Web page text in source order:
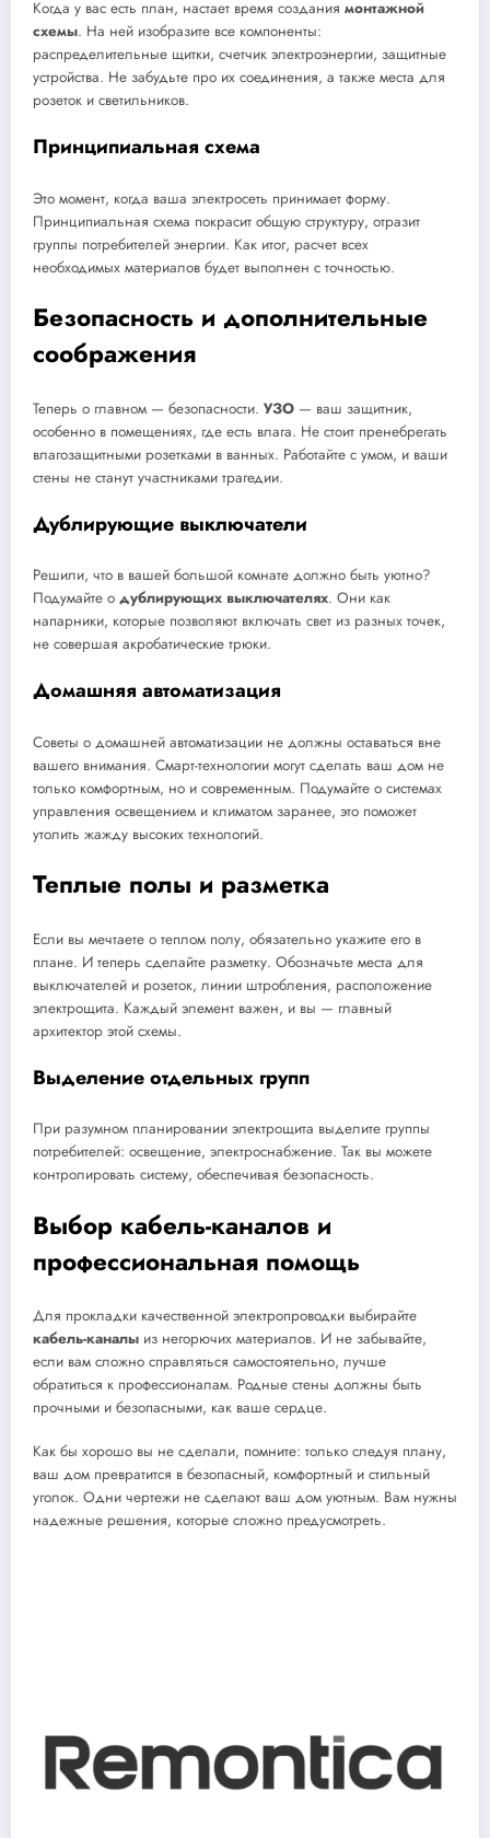
Когда у вас есть план, настает время создания монтажной
схемы. На ней изобразите все компоненты:
распределительные щитки, счетчик электроэнергии, защитные
устройства. Не забудьте про их соединения, а также места для
розеток и светильников.
Принципиальная схема
Это момент, когда ваша электросеть принимает форму.
Принципиальная схема покрасит общую структуру, отразит
группы потребителей энергии. Как итог, расчет всех
необходимых материалов будет выполнен с точностью.
Безопасность и дополнительные
соображения
Теперь о главном — безопасности. УЗО — ваш защитник,
особенно в помещениях, где есть влага. Не стоит пренебрегать
влагозащитными розетками в ванных. Работайте с умом, и ваши
стены не станут участниками трагедии.
Дублирующие выключатели
Решили, что в вашей большой комнате должно быть уютно?
Подумайте о дублирующих выключателях. Они как
напарники, которые позволяют включать свет из разных точек,
не совершая акробатические трюки.
Домашняя автоматизация
Советы о домашней автоматизации не должны оставаться вне
вашего внимания. Смарт-технологии могут сделать ваш дом не
только комфортным, но и современным. Подумайте о системах
управления освещением и климатом заранее, это поможет
утолить жажду высоких технологий.
Теплые полы и разметка
Если вы мечтаете о теплом полу, обязательно укажите его в
плане. И теперь сделайте разметку. Обозначьте места для
выключателей и розеток, линии штробления, расположение
электрощита. Каждый элемент важен, и вы — главный
архитектор этой схемы.
Выделение отдельных групп
При разумном планировании электрощита выделите группы
потребителей: освещение, электроснабжение. Так вы можете
контролировать систему, обеспечивая безопасность.
Выбор кабель-каналов и
профессиональная помощь
Для прокладки качественной электропроводки выбирайте
кабель-каналы из негорючих материалов. И не забывайте,
если вам сложно справляться самостоятельно, лучше
обратиться к профессионалам. Родные стены должны быть
прочными и безопасными, как ваше сердце.
Как бы хорошо вы не сделали, помните: только следуя плану,
ваш дом превратится в безопасный, комфортный и стильный
уголок. Одни чертежи не сделают ваш дом уютным. Вам нужны
надежные решения, которые сложно предусмотреть.